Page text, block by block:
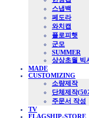
스냅백
페도라
와치캡
플로피햇
군모
SUMMER
상상초월 빅
MADE
CUSTOMIZING
소량제작
단체제작(50
주문서 작성
TV
FLAGSHIP-STORE